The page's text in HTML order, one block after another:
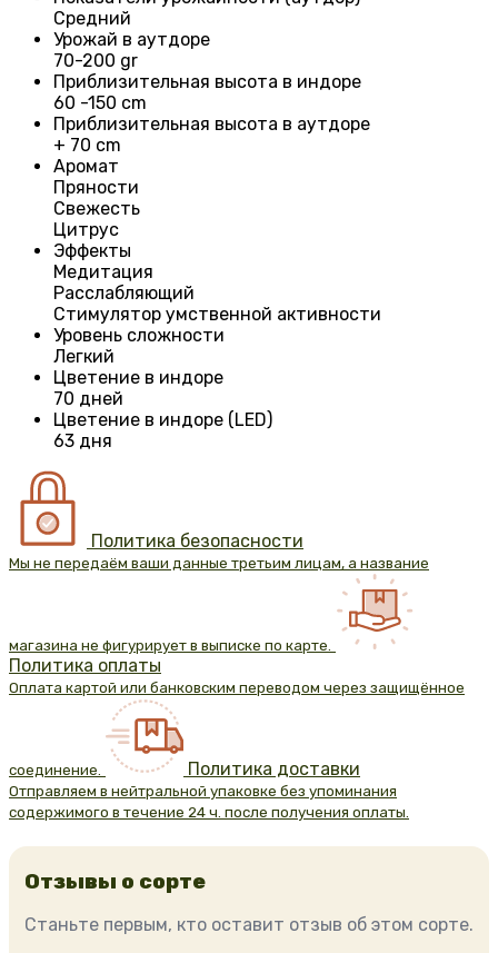
Средний
Урожай в аутдоре
70-200 gr
Приблизительная высота в индоре
60 -150 cm
Приблизительная высота в аутдоре
+ 70 cm
Аромат
Пряности
Свежесть
Цитрус
Эффекты
Медитация
Расслабляющий
Стимулятор умственной активности
Уровень сложности
Легкий
Цветение в индоре
70 дней
Цветение в индоре (LED)
63 дня
Политика безопасности
Мы не передаём ваши данные третьим лицам, а название
магазина не фигурирует в выписке по карте.
Политика оплаты
Оплата картой или банковским переводом через защищённое
соединение. Политика доставки
Отправляем в нейтральной упаковке без упоминания
содержимого в течение 24 ч. после получения оплаты.
Отзывы о сорте
Станьте первым, кто оставит отзыв об этом сорте.